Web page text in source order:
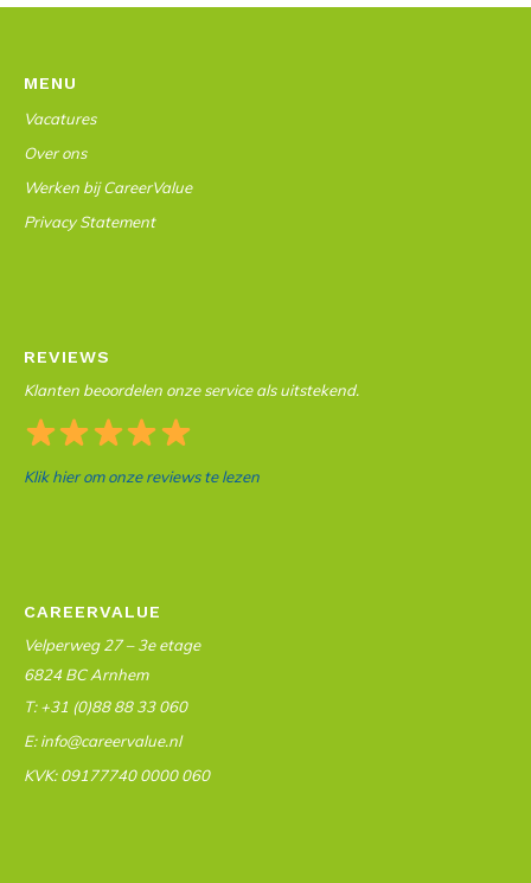
MENU
Vacatures
Over ons
Werken bij CareerValue
Privacy Statement
REVIEWS
Klanten beoordelen onze service als uitstekend.
Klik hier om onze reviews te lezen
CAREERVALUE
Velperweg 27 – 3e etage
6824 BC Arnhem
T: +31 (0)88 88 33 060
E: info@careervalue.nl
KVK: 09177740 0000 060